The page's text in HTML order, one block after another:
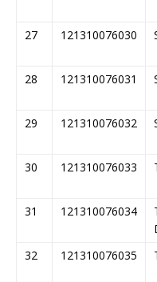
27
121310076030
28
121310076031
29
121310076032
30
121310076033
31
121310076034
32
121310076035